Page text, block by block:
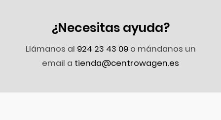
¿Necesitas ayuda?
Llámanos al 924 23 43 09o mándanos un
email a tienda@centrowagen.es